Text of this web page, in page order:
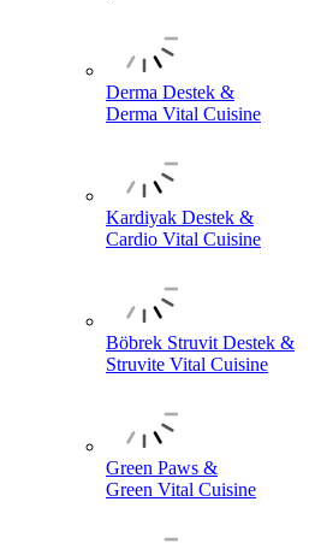
Derma Destek &
Derma Vital Cuisine
Kardiyak Destek &
Cardio Vital Cuisine
Böbrek Struvit Destek &
Struvite Vital Cuisine
Green Paws &
Green Vital Cuisine